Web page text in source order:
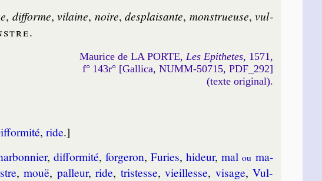
, dif­forme,vi­laine, noire,des­plai­sante, mons­tru­euse,vul­
.
Maurice de LA PORTE, Les Epithetes, 1571,
f° 143r° [Gallica, NUMM-50715, PDF_292]
(texte original).
,ride.]
,dif­for­mi­té,for­ge­ron,Fu­ries,hi­deur,malou ma­
,mouë, pal­leur,ride, tris­tesse,vieil­lesse, vi­sage,Vul­